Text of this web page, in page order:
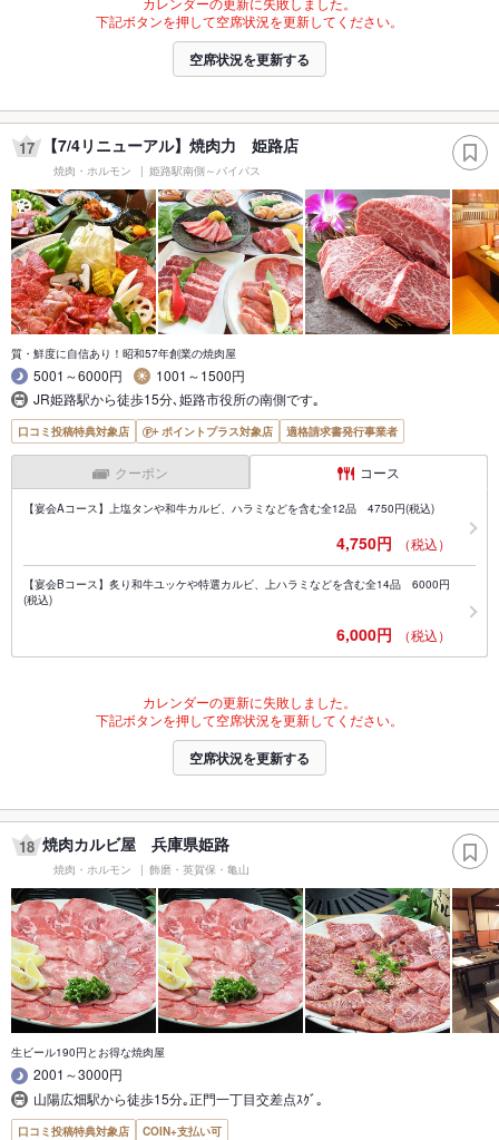
下記ボタンを押して空席状況を更新してください。
空席状況を更新する
17 【7/4リニューアル】焼肉力 姫路店
焼肉・ホルモン 姫路駅南側～バイパス
質・鮮度に自信あり！昭和57年創業の焼肉屋
5001～6000円
1001～1500円
JR姫路駅から徒歩15分､姫路市役所の南側です｡
口コミ投稿特典対象店 ポイントプラス対象店 適格請求書発行事業者
クーポン コース
【宴会Aコース】上塩タンや和牛カルビ、ハラミなどを含む全12品 4750円(税込)
4,750円 （税込）
【宴会Bコース】炙り和牛ユッケや特選カルビ、上ハラミなどを含む全14品 6000円
(税込)
6,000円 （税込）
カレンダーの更新に失敗しました。
下記ボタンを押して空席状況を更新してください。
空席状況を更新する
18 焼肉カルビ屋 兵庫県姫路
焼肉・ホルモン 飾磨・英賀保・亀山
生ビール190円とお得な焼肉屋
2001～3000円
山陽広畑駅から徒歩15分｡正門一丁目交差点ｽｸﾞ｡
口コミ投稿特典対象店 COIN+支払い可